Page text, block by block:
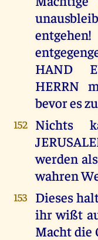
HAND
HERRN
bevor es
152
Nichts
werden
wahren
153
Dieses
ihr wißt
Macht die